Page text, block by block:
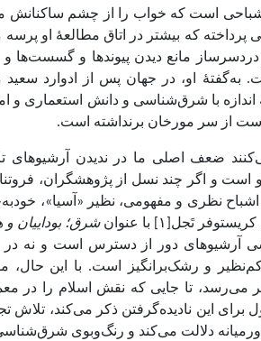
است که خواب را از چشم ساکنانش
پرداخته که بیشتر در اتاق مطالعهٔ او پرسه
مانع دیدن پیوندها و گسست‌ها و
به‌گفتهٔ او، در جهان پس از ادوارد
اندازه با شرق‌شناسی و دانش استعماری و
دست از سر مورخان برنداشته است.
ضعف اصلی ما در ندیدن آرشیوهای
است و اگر چند نسل از پژوهشگران،
نظری و مفهومی، نظیر «آسیا»،
کریستوفر تَجل[ ۱] با عنوانشرق؛ بوداییان
دور از دسترس است و نه در
و رشک‌برانگیز است. با این حال،
می‌رسد، تا جایی که نقش اسلام را در
برای این نادیده‌گرفتن ذکر می‌کند،
دلالت می‌کند و رنگ‌وبوی